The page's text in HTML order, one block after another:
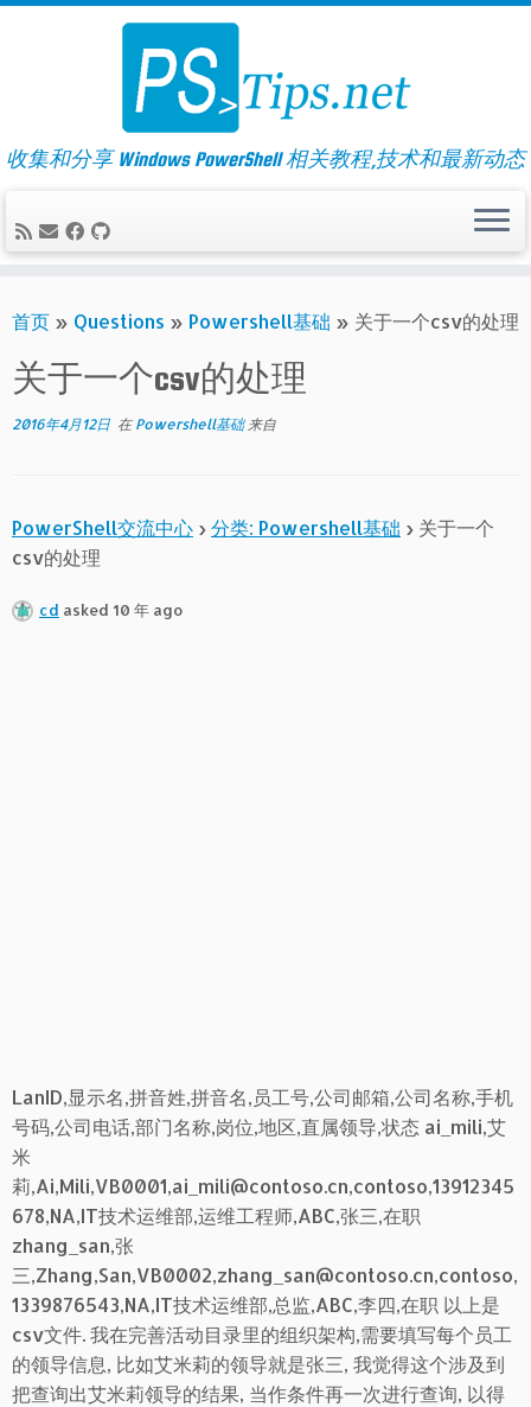
Skip
收集和分享 Windows PowerShell 相关教程,技术和最新动态
首页 » Questions » Powershell基础 » 关于一个csv的处理
关于一个csv的处理
2016年4月12日 在 Powershell基础 来自
PowerShell交流中心 › 分类: Powershell基础 › 关于一个
csv的处理
cd asked 10 年 ago
LanID,显示名,拼音姓,拼音名,员工号,公司邮箱,公司名称,手机
号码,公司电话,部门名称,岗位,地区,直属领导,状态 ai_mili,艾
米
莉,Ai,Mili,VB0001,ai_mili@contoso.cn,contoso,13912345
678,NA,IT技术运维部,运维工程师,ABC,张三,在职
zhang_san,张
三,Zhang,San,VB0002,zhang_san@contoso.cn,contoso,
1339876543,NA,IT技术运维部,总监,ABC,李四,在职 以上是
csv文件. 我在完善活动目录里的组织架构,需要填写每个员工
的领导信息, 比如艾米莉的领导就是张三, 我觉得这个涉及到
把查询出艾米莉领导的结果, 当作条件再一次进行查询, 以得